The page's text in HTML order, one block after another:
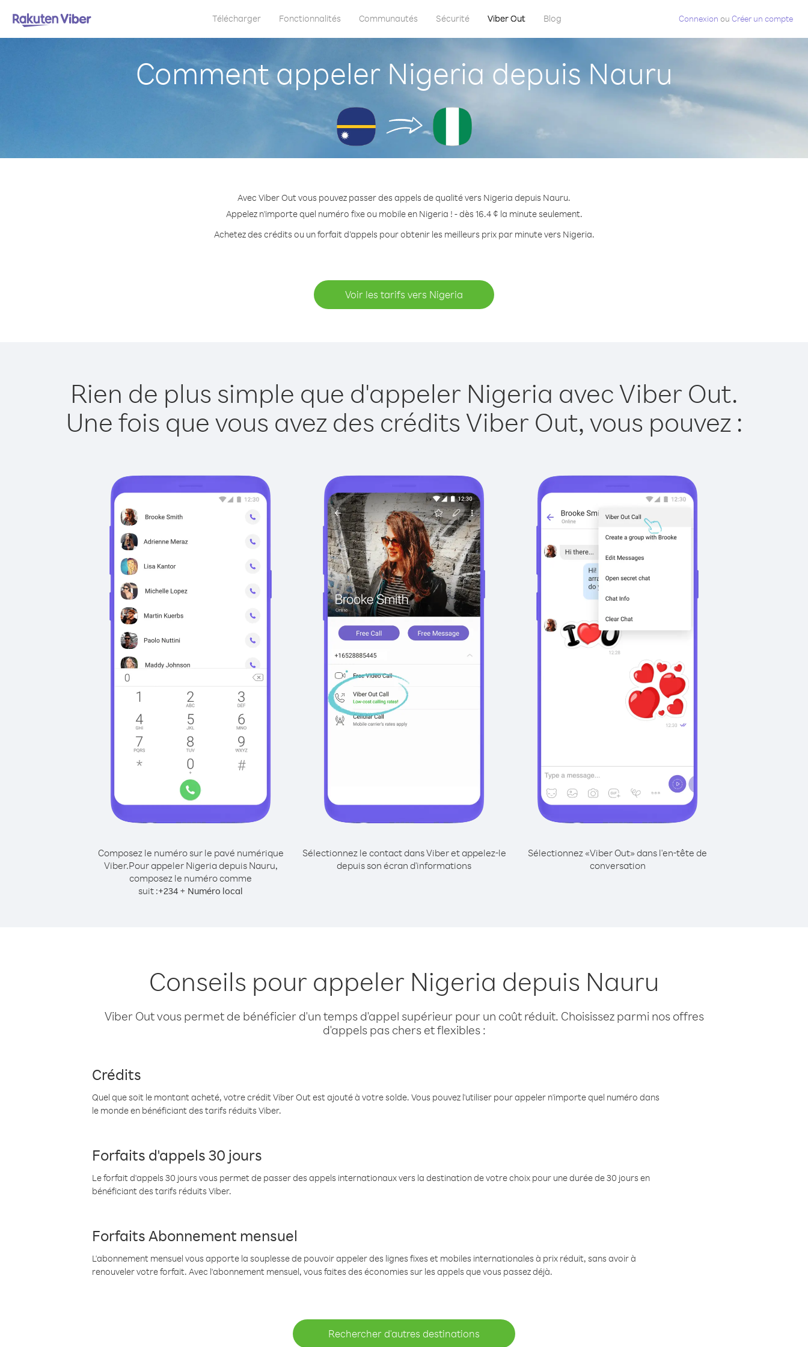
Télécharger Fonctionnalités Communautés Sécurité Viber Out Blog Connexion ou Créer un compte
Comment appeler Nigeria depuis Nauru
Avec Viber Out vous pouvez passer des appels de qualité vers Nigeria depuis Nauru.
Appelez n'importe quel numéro fixe ou mobile en Nigeria ! - dès 16.4 ¢ la minute seulement.
Achetez des crédits ou un forfait d’appels pour obtenir les meilleurs prix par minute vers Nigeria.
Voir les tarifs vers Nigeria
Rien de plus simple que d'appeler Nigeria avec Viber Out.
Une fois que vous avez des crédits Viber Out, vous pouvez :
Composez le numéro sur le pavé numérique
Viber.Pour appeler Nigeria depuis Nauru,
composez le numéro comme
suit :+234 + Numéro local
Sélectionnez le contact dans Viber et appelez-le
depuis son écran d'informations
Sélectionnez «Viber Out» dans l'en-tête de
conversation
Conseils pour appeler Nigeria depuis Nauru
Viber Out vous permet de bénéficier d'un temps d'appel supérieur pour un coût réduit. Choisissez parmi nos offres
d'appels pas chers et flexibles :
Crédits
Quel que soit le montant acheté, votre crédit Viber Out est ajouté à votre solde. Vous pouvez l'utiliser pour appeler n'importe quel numéro dans
le monde en bénéficiant des tarifs réduits Viber.
Forfaits d'appels 30 jours
Le forfait d'appels 30 jours vous permet de passer des appels internationaux vers la destination de votre choix pour une durée de 30 jours en
bénéficiant des tarifs réduits Viber.
Forfaits Abonnement mensuel
L'abonnement mensuel vous apporte la souplesse de pouvoir appeler des lignes fixes et mobiles internationales à prix réduit, sans avoir à
renouveler votre forfait. Avec l'abonnement mensuel, vous faites des économies sur les appels que vous passez déjà.
Rechercher d'autres destinations